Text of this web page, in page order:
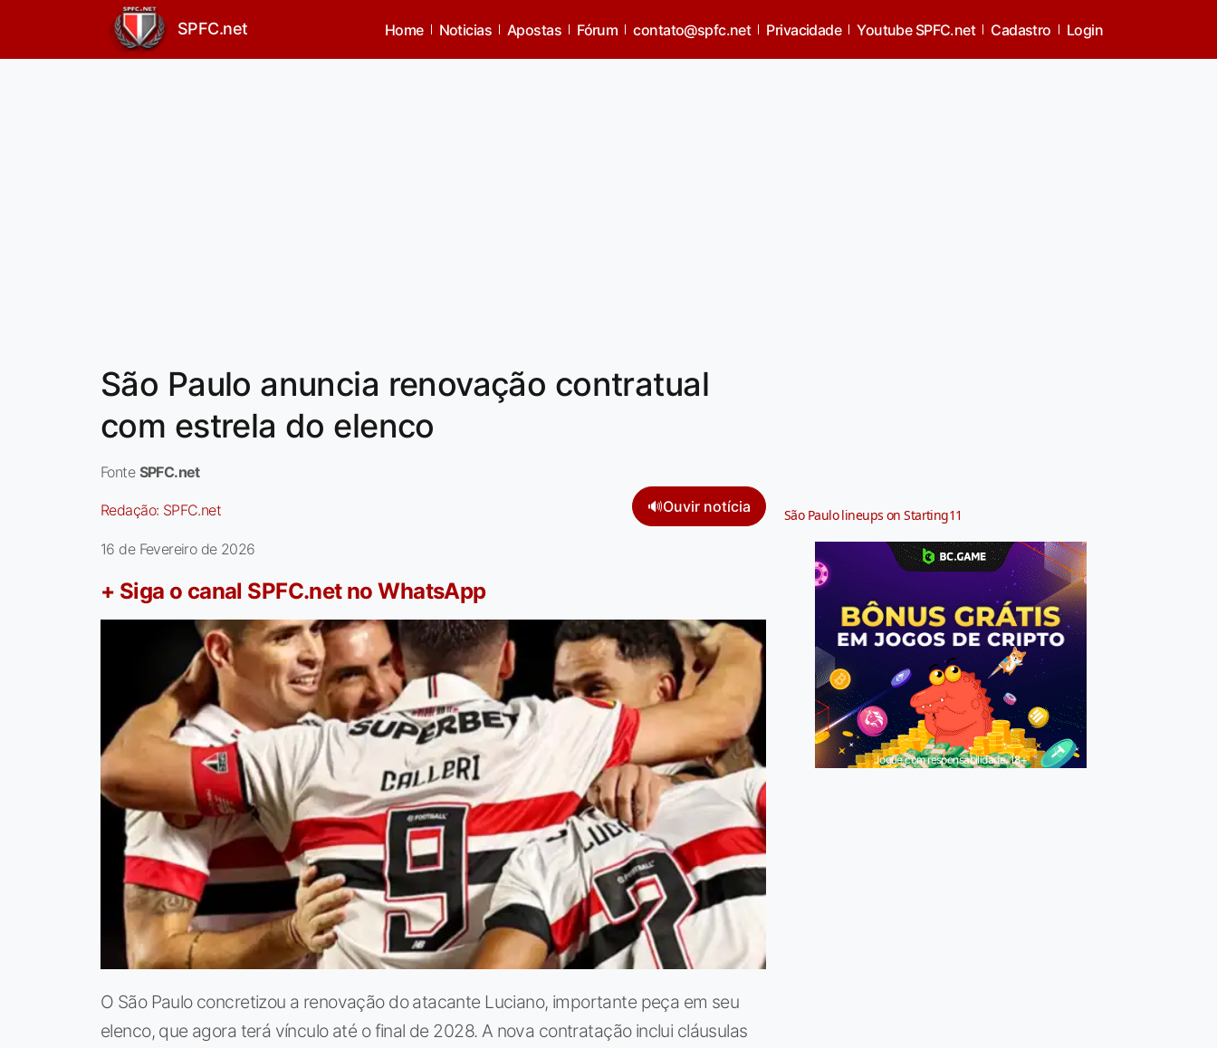
SPFC.net Home Noticias Apostas Fórum contato@spfc.net Privacidade Youtube SPFC.net Cadastro Login
São Paulo anuncia renovação contratual
com estrela do elenco
Fonte SPFC.net
Redação: SPFC.net 🔊Ouvir notícia
16 de Fevereiro de 2026
+ Siga o canal SPFC.net no WhatsApp
O São Paulo concretizou a renovação do atacante Luciano, importante peça em seu
elenco, que agora terá vínculo até o final de 2028. A nova contratação inclui cláusulas
São Paulo lineups on Starting11
Jogue com responsabilidade. 18+